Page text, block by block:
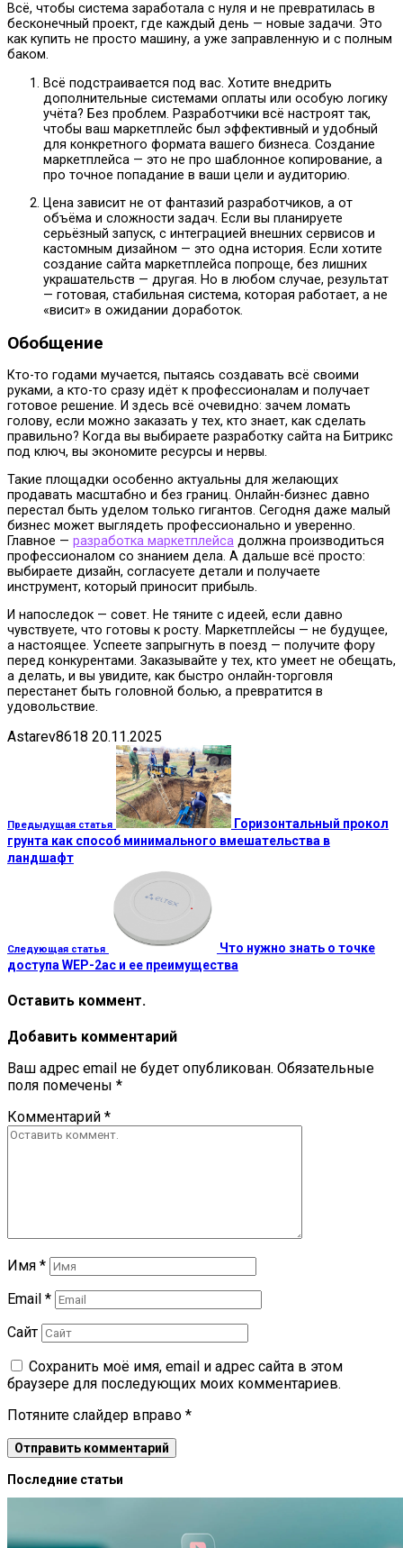
Всё, чтобы система заработала с нуля и не превратилась в
бесконечный проект, где каждый день — новые задачи. Это
как купить не просто машину, а уже заправленную и с полным
баком.
Всё подстраивается под вас. Хотите внедрить
дополнительные системами оплаты или особую логику
учёта? Без проблем. Разработчики всё настроят так,
чтобы ваш маркетплейс был эффективный и удобный
для конкретного формата вашего бизнеса. Создание
маркетплейса — это не про шаблонное копирование, а
про точное попадание в ваши цели и аудиторию.
Цена зависит не от фантазий разработчиков, а от
объёма и сложности задач. Если вы планируете
серьёзный запуск, с интеграцией внешних сервисов и
кастомным дизайном — это одна история. Если хотите
создание сайта маркетплейса попроще, без лишних
украшательств — другая. Но в любом случае, результат
— готовая, стабильная система, которая работает, а не
«висит» в ожидании доработок.
Обобщение
Кто-то годами мучается, пытаясь создавать всё своими
руками, а кто-то сразу идёт к профессионалам и получает
готовое решение. И здесь всё очевидно: зачем ломать
голову, если можно заказать у тех, кто знает, как сделать
правильно? Когда вы выбираете разработку сайта на Битрикс
под ключ, вы экономите ресурсы и нервы.
Такие площадки особенно актуальны для желающих
продавать масштабно и без границ. Онлайн-бизнес давно
перестал быть уделом только гигантов. Сегодня даже малый
бизнес может выглядеть профессионально и уверенно.
Главное — разработка маркетплейса должна производиться
профессионалом со знанием дела. А дальше всё просто:
выбираете дизайн, согласуете детали и получаете
инструмент, который приносит прибыль.
И напоследок — совет. Не тяните с идеей, если давно
чувствуете, что готовы к росту. Маркетплейсы — не будущее,
а настоящее. Успеете запрыгнуть в поезд — получите фору
перед конкурентами. Заказывайте у тех, кто умеет не обещать,
а делать, и вы увидите, как быстро онлайн-торговля
перестанет быть головной болью, а превратится в
удовольствие.
Astarev8618 20.11.2025
Предыдущая статья
Горизонтальный прокол
грунта как способ минимального вмешательства в
ландшафт
Следующая статья
Что нужно знать о точке
доступа WEP-2ac и ее преимущества
Оставить коммент.
Добавить комментарий
Ваш адрес email не будет опубликован. Обязательные
поля помечены *
Комментарий *
Имя *
Email *
Сайт
Сохранить моё имя, email и адрес сайта в этом
браузере для последующих моих комментариев.
Потяните слайдер вправо *
Последние статьи